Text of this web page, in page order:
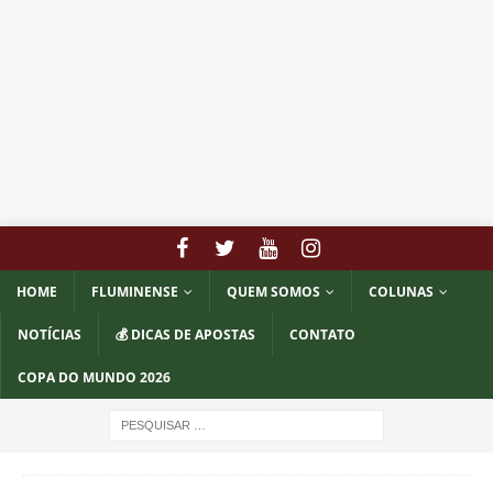
HOME FLUMINENSE QUEM SOMOS COLUNAS
NOTÍCIAS 💰 DICAS DE APOSTAS CONTATO
COPA DO MUNDO 2026